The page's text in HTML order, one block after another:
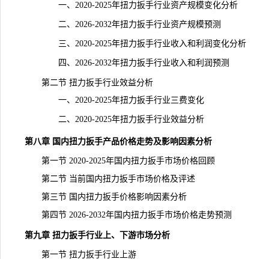
一、2020-2025年扭力扳手行业资产规模变化分析
二、2026-2032年扭力扳手行业资产规模预测
三、2020-2025年扭力扳手行业收入和利润变化分析
四、2026-2032年扭力扳手行业收入和利润预测
第二节 扭力扳手行业效益分析
一、2020-2025年扭力扳手行业三费变化
二、2020-2025年扭力扳手行业效益分析
第八章 国内扭力扳手产品价格走势及影响因素分析
第一节 2020-2025年国内扭力扳手市场价格回顾
第二节 当前国内扭力扳手市场价格及评述
第三节 国内扭力扳手价格影响因素分析
第四节 2026-2032年国内扭力扳手市场价格走势预测
第九章 扭力扳手行业上、下游市场分析
第一节 扭力扳手行业上游